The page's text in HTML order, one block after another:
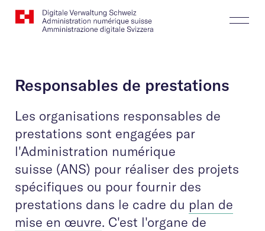
Website
Logo
Recherche
Responsables de prestations
Les organisations responsables de
prestations sont engagées par
l'Administration numérique
suisse (ANS) pour réaliser des projets
spécifiques ou pour fournir des
prestations dans le cadre du plan de
mise en œuvre. C'est l'organe de